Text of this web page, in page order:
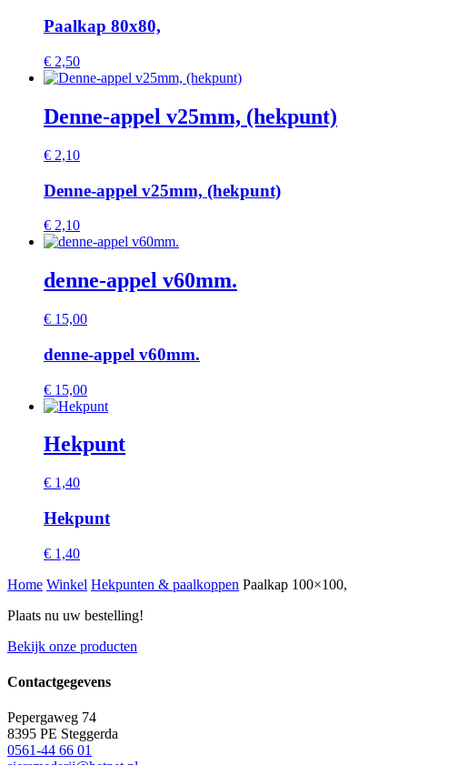
Paalkap 80x80,
€ 2,50
Denne-appel v25mm, (hekpunt)
€ 2,10
Denne-appel v25mm, (hekpunt)
€ 2,10
denne-appel v60mm.
€ 15,00
denne-appel v60mm.
€ 15,00
Hekpunt
€ 1,40
Hekpunt
€ 1,40
Home Winkel Hekpunten & paalkoppen Paalkap 100×100,
Plaats nu uw bestelling!
Bekijk onze producten
Contactgegevens
Pepergaweg 74
8395 PE Steggerda
0561-44 66 01